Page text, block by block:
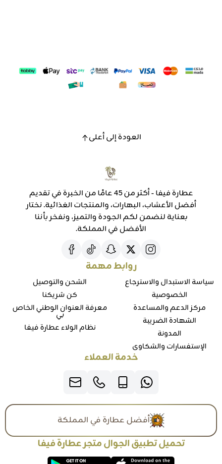
العودة إلى أعلى
عطارة فيفا - أكثر من 45 عامًا من الخبرة في تقديم
أفضل الأعشاب، البهارات، والمنتجات الغذائية. نختار
بعناية لنضمن لكم الجودة والتميز، ونفخر بأننا
الأفضل في المملكة.
روابط مهمة
سياسة الاستبدال والاسترجاع
الخصوصية
مركز الدعم والمساعدة
الشهادة الضريبة
المدونة
الإستفسارات والشكاوي
الشحن والتوصيل
كن شريكنا
معرفة العنوان الوطني الخاص
بي
نظام الولاء عطارة فيفا
خدمة العملاء
أفضل عطارة في المملكة
تحميل تطبيق الجوال متجر عطارة فيفا